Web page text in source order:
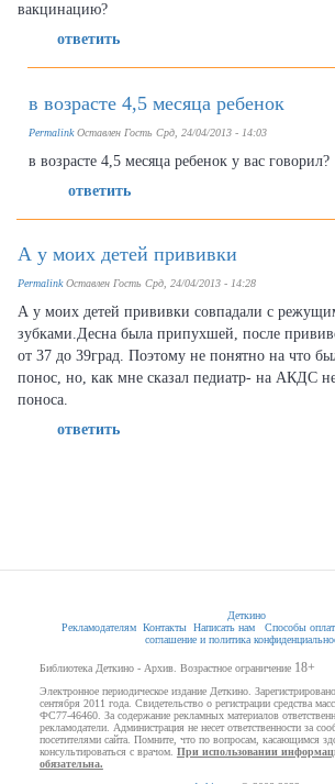
вакцинацию?
ответить
в возрасте 4,5 месяца ребенок
PermalinkОставлен Гость Срд, 24/04/2013 - 14:03
в возрасте 4,5 месяца ребенок у вас говорил?
ответить
А у моих детей прививки
PermalinkОставленГость Срд, 24/04/2013 - 14:28
А у моих детей прививки совпадали с
зубками.Десна была припухшей, после
от 37 до 39град. Поэтому не понятно на что
понос, но, как мне сказал педиатр- на АКДС
поноса.
ответить
Деткино
Рекламодателям Контакты Написать нам Способы
соглашение и политика
Библиотека Деткино - Архив. Возрастное ограничение 18+
Электронное периодическое издание Деткино.
сентября 2011 года. Свидетельство о регистрации средства
ФС77-46460. За содержание рекламных материалов
рекламодатели. Администрация не несет ответственности за
посетителями сайта. Помните, что по вопросам, касающимся
консультироваться с врачом. При использовании
обязательна.